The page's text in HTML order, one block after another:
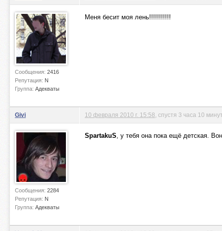
Сообщения: 2416
Репутация: N
Группа: Адекваты
Меня бесит моя лень!!!!!!!!!!!
Givi
Сообщения: 2284
Репутация: N
Группа: Адекваты
10 февраля 2010 г. 15:58 , спустя 3 часа 10
SpartakuS, у тебя она пока ещё детская.